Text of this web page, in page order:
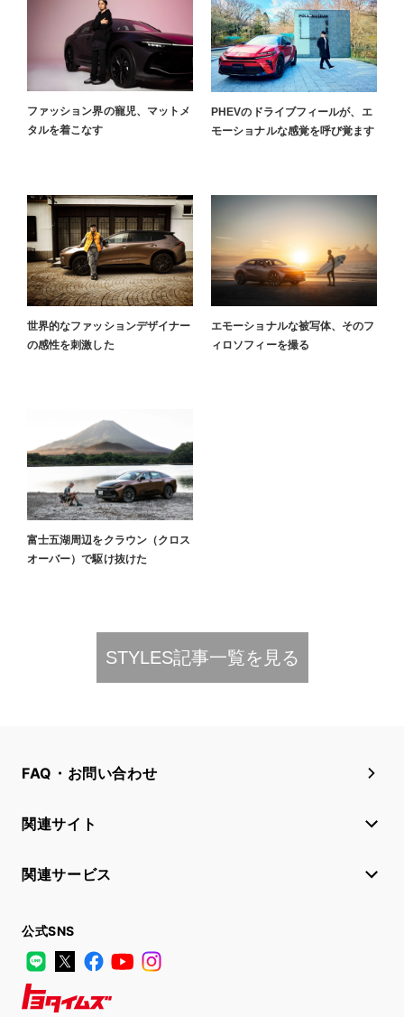
ファッション界の寵児、マットメ
タルを着こなす
PHEVのドライブフィールが、エ
モーショナルな感覚を呼び覚ます
世界的なファッションデザイナー
の感性を刺激した
エモーショナルな被写体、そのフ
ィロソフィーを撮る
富士五湖周辺をクラウン（クロス
オーバー）で駆け抜けた
STYLES記事一覧を見る​
FAQ・お問い合わせ
関連サイト
関連サービス
公式SNS
LINE X Facebook
YouTube